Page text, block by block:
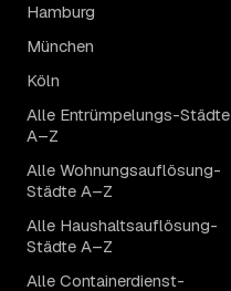
Hamburg
München
Köln
Alle Entrümpelungs-Städte
A–Z
Alle Wohnungsauflösung-
Städte A–Z
Alle Haushaltsauflösung-
Städte A–Z
Alle Containerdienst-